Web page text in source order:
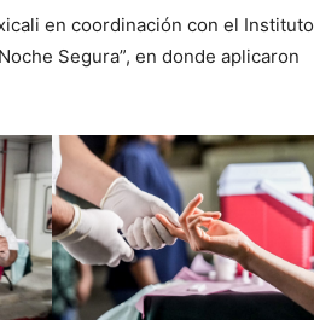
en coordinación con el Instituto
Segura”, en donde aplicaron